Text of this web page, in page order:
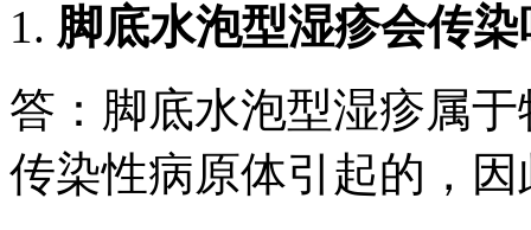
1. 脚底水泡型湿疹会传染
答：脚底水泡型湿疹属
传染性病原体引起的，